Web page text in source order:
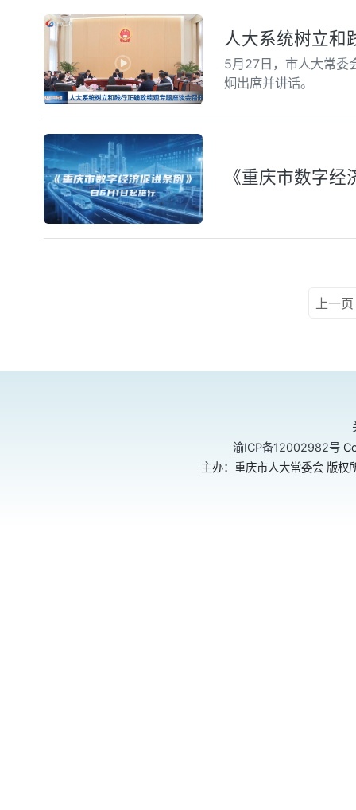
人大系统树立和
5月27日，市人大常委
炯出席并讲话。
《重庆市数字
上一页
渝ICP备12002982号
主办：重庆市人大常委会 版